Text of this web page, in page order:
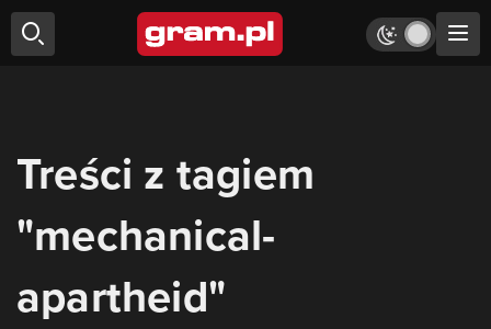
Treści z tagiem
"mechanical-
apartheid"